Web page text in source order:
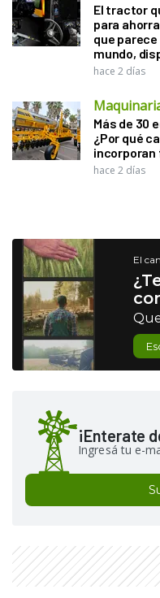
El tractor
para
que
mundo,
hace 2 días
Más de 30
¿Por qué
hace 2 días
El
¡Enterate
Ingresá tu e-